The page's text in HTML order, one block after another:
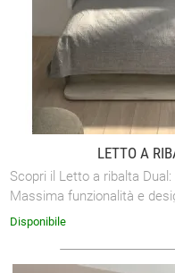
LETTO A
Scopri il Letto a ribalta
Massima funzionalità e
Disponibile